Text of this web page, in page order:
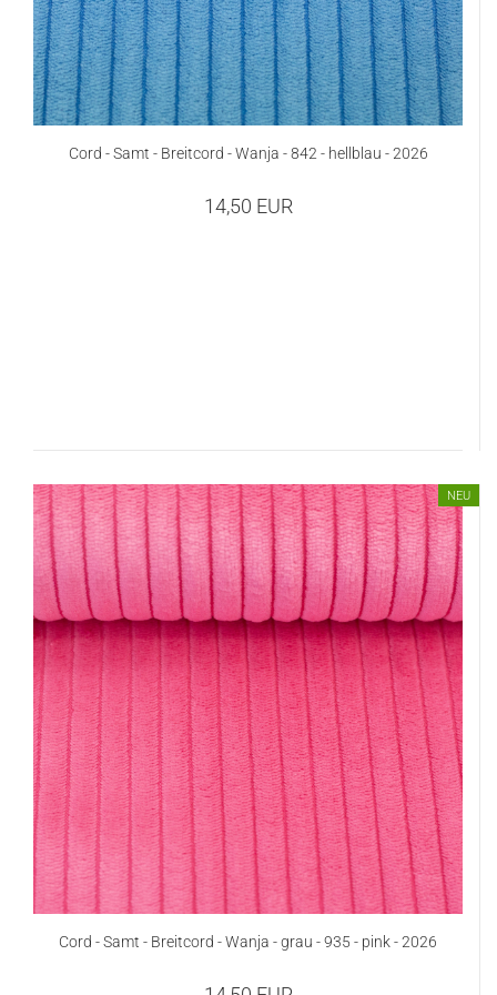
Cord - Samt - Breitcord - Wanja - 842 - hellblau - 2026
14,50 EUR
NEU
Cord - Samt - Breitcord - Wanja - grau - 935 - pink - 2026